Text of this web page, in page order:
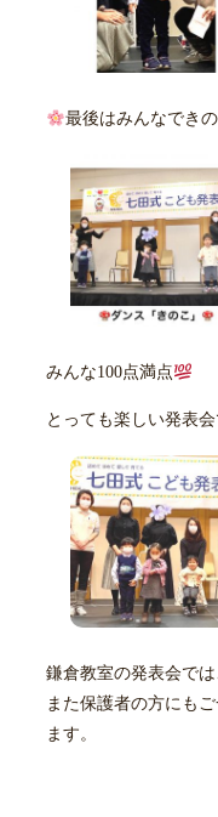
最後はみんなでき
みんな100点満点
とっても楽しい発表
鎌倉教室の発表会で
また保護者の方にも
ます。